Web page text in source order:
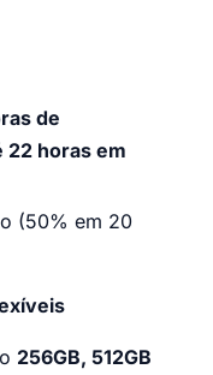
de
22 horas em
(50% em 20
256GB, 512GB